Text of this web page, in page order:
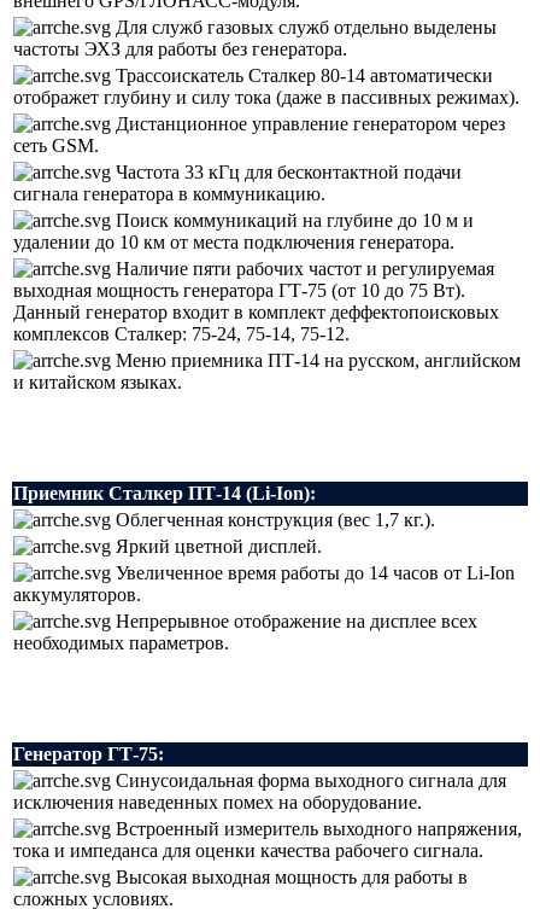
Для служб газовых служб отдельно выделены
частоты ЭХЗ для работы без генератора.
Трассоискатель Сталкер 80-14 автоматически
отображет глубину и силу тока (даже в пассивных режимах).
Дистанционное управление генератором через
сеть GSM.
Частота 33 кГц для бесконтактной подачи
сигнала генератора в коммуникацию.
Поиск коммуникаций на глубине до 10 м и
удалении до 10 км от места подключения генератора.
Наличие пяти рабочих частот и регулируемая
выходная мощность генератора ГТ-75 (от 10 до 75 Вт).
Данный генератор входит в комплект деффектопоисковых
комплексов Сталкер: 75-24, 75-14, 75-12.
Меню приемника ПТ-14 на русском, английском
и китайском языках.
Приемник Сталкер ПТ-14 (Li-Ion):
Облегченная конструкция (вес 1,7 кг.).
Яркий цветной дисплей.
Увеличенное время работы до 14 часов от Li-Ion
аккумуляторов.
Непрерывное отображение на дисплее всех
необходимых параметров.
Генератор ГТ-75:
Синусоидальная форма выходного сигнала для
исключения наведенных помех на оборудование.
Встроенный измеритель выходного напряжения,
тока и импеданса для оценки качества рабочего сигнала.
Высокая выходная мощность для работы в
сложных условиях.